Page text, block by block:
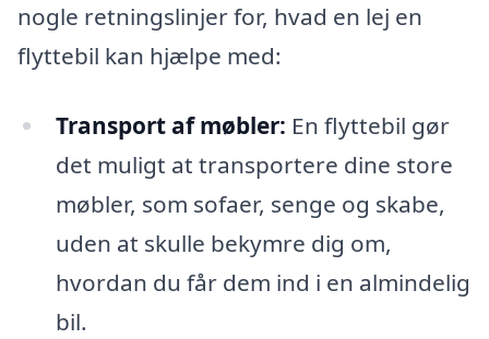
nogle retningslinjer for, hvad en lej en
flyttebil kan hjælpe med:
Transport af møbler: En flyttebil gør
det muligt at transportere dine store
møbler, som sofaer, senge og skabe,
uden at skulle bekymre dig om,
hvordan du får dem ind i en almindelig
bil.